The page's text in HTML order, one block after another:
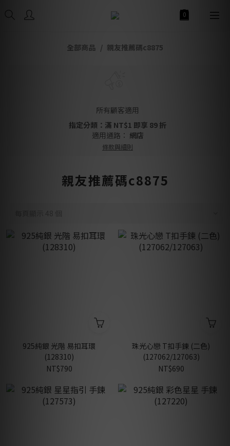
全部商品 親友推薦碼c8875
所有顧客適用
指定分類：滿 NT$1 即享 89 折
適用通路： 網店
條款與細則
親友推薦碼c8875
925純銀 光階 易扣耳環
(128310)
NT$790
珠光心戀 T扣手鍊 (二色)
(127062/127063)
NT$690